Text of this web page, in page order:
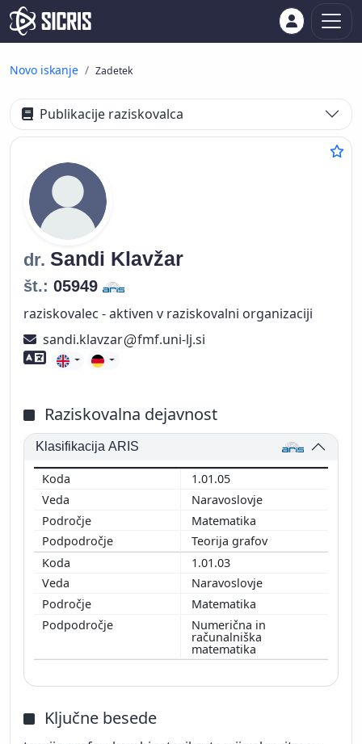
Novo iskanje Zadetek
Publikacije raziskovalca
dr. Sandi Klavžar
št.: 05949
raziskovalec - aktiven v raziskovalni organizaciji
sandi.klavzar
fmf.uni-lj.si
Znanje tujih jezikov
Raziskovalna dejavnost
Klasifikacija ARIS
1.01.05
Naravoslovje
Matematika
Teorija grafov
1.01.03
Naravoslovje
Matematika
Numerična in
računalniška
matematika
Ključne besede